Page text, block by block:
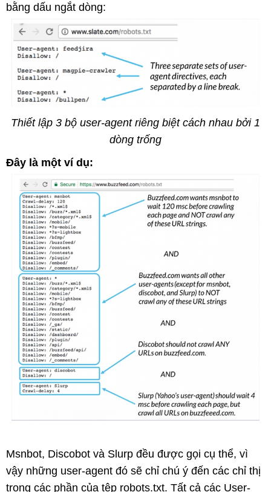
bằng dấu ngắt dòng:
Thiết lập 3 bộ user-agent riêng biệt cách nhau bởi 1
dòng trống
Đây là một ví dụ:
Msnbot, Discobot và Slurp đều được gọi cụ thể, vì
vậy những user-agent đó sẽ chỉ chú ý đến các chỉ thị
trong các phần của tệp robots.txt. Tất cả các User-